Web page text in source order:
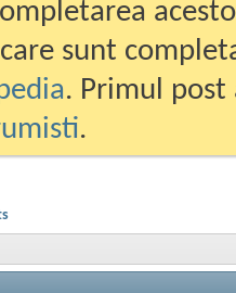
sunt
. Primul
.